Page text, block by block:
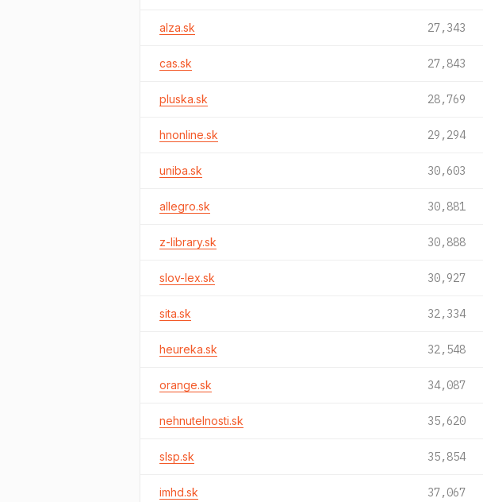
alza.sk 27,343
cas.sk 27,843
pluska.sk 28,769
hnonline.sk 29,294
uniba.sk 30,603
allegro.sk 30,881
z-library.sk 30,888
slov-lex.sk 30,927
sita.sk 32,334
heureka.sk 32,548
orange.sk 34,087
nehnutelnosti.sk 35,620
slsp.sk 35,854
imhd.sk 37,067